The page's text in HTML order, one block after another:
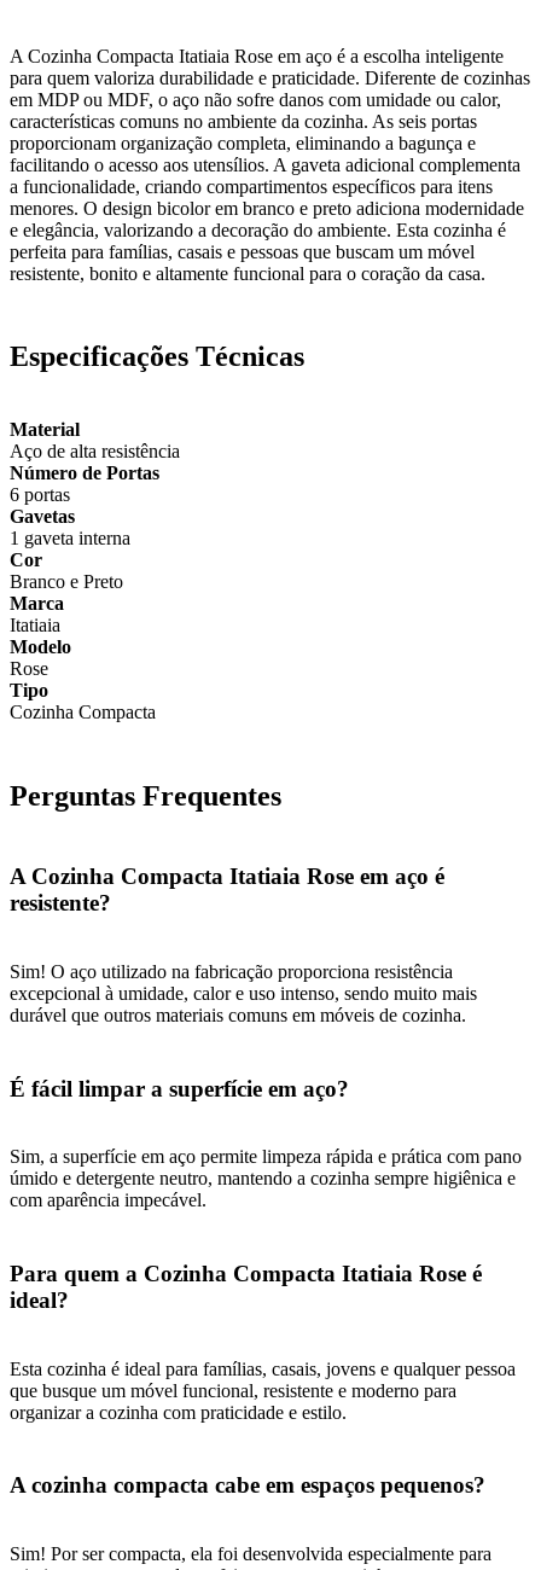
A Cozinha Compacta Itatiaia Rose em aço é a escolha inteligente
para quem valoriza durabilidade e praticidade. Diferente de cozinhas
em MDP ou MDF, o aço não sofre danos com umidade ou calor,
características comuns no ambiente da cozinha. As seis portas
proporcionam organização completa, eliminando a bagunça e
facilitando o acesso aos utensílios. A gaveta adicional complementa
a funcionalidade, criando compartimentos específicos para itens
menores. O design bicolor em branco e preto adiciona modernidade
e elegância, valorizando a decoração do ambiente. Esta cozinha é
perfeita para famílias, casais e pessoas que buscam um móvel
resistente, bonito e altamente funcional para o coração da casa.
Especificações Técnicas
Material
Aço de alta resistência
Número de Portas
6 portas
Gavetas
1 gaveta interna
Cor
Branco e Preto
Marca
Itatiaia
Modelo
Rose
Tipo
Cozinha Compacta
Perguntas Frequentes
A Cozinha Compacta Itatiaia Rose em aço é
resistente?
Sim! O aço utilizado na fabricação proporciona resistência
excepcional à umidade, calor e uso intenso, sendo muito mais
durável que outros materiais comuns em móveis de cozinha.
É fácil limpar a superfície em aço?
Sim, a superfície em aço permite limpeza rápida e prática com pano
úmido e detergente neutro, mantendo a cozinha sempre higiênica e
com aparência impecável.
Para quem a Cozinha Compacta Itatiaia Rose é
ideal?
Esta cozinha é ideal para famílias, casais, jovens e qualquer pessoa
que busque um móvel funcional, resistente e moderno para
organizar a cozinha com praticidade e estilo.
A cozinha compacta cabe em espaços pequenos?
Sim! Por ser compacta, ela foi desenvolvida especialmente para